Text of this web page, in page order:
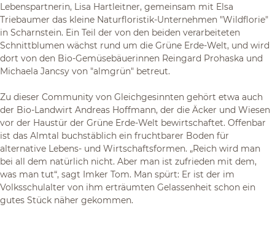
Lebenspartnerin, Lisa Hartleitner, gemeinsam mit Elsa
Triebaumer das kleine Naturfloristik-Unternehmen "Wildflorie"
in Scharnstein. Ein Teil der von den beiden verarbeiteten
Schnittblumen wächst rund um die Grüne Erde-Welt, und wird
dort von den Bio-Gemüsebäuerinnen Reingard Prohaska und
Michaela Jancsy von "almgrün" betreut.
Zu dieser Community von Gleichgesinnten gehört etwa auch
der Bio-Landwirt Andreas Hoffmann, der die Äcker und Wiesen
vor der Haustür der Grüne Erde-Welt bewirtschaftet. Offenbar
ist das Almtal buchstäblich ein fruchtbarer Boden für
alternative Lebens- und Wirtschaftsformen. „Reich wird man
bei all dem natürlich nicht. Aber man ist zufrieden mit dem,
was man tut“, sagt Imker Tom. Man spürt: Er ist der im
Volksschulalter von ihm erträumten Gelassenheit schon ein
gutes Stück näher gekommen.